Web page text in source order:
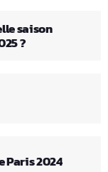
saison
?
Paris 2024